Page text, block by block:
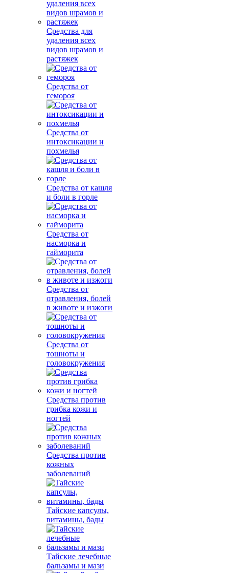
Средства для
удаления всех
видов шрамов и
растяжек
Средства от
гемороя
Средства от
интоксикации и
похмелья
Средства от кашля
и боли в горле
Средства от
насморка и
гайморита
Средства от
отравления, болей
в животе и изжоги
Средства от
тошноты и
головокружения
Средства против
грибка кожи и
ногтей
Средства против
кожных
заболеваний
Тайские капсулы,
витамины, бады
Тайские лечебные
бальзамы и мази